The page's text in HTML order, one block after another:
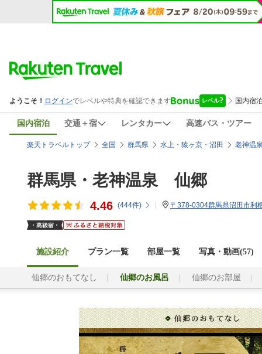
国内宿泊 交通＋宿 レンタカー 高速バス・ツアー
楽天トラベルトップ 全国 群馬県 水上・猿ヶ京・沼田 老神温
群馬県・老神温泉 仙郷
4.46 (444件) 〒378-0304群馬県沼田市利
施設紹介 プラン一覧 部屋一覧 写真・動画(57)
仙郷のおもてなし 仙郷のお風呂 仙郷のお部屋